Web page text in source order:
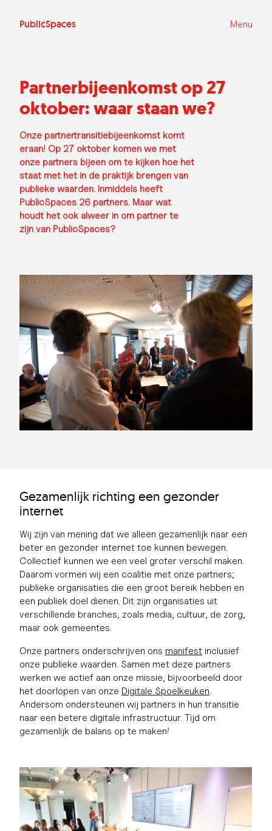
PublicSpaces Menu
Partnerbijeenkomst op 27
oktober: waar staan we?
Onze partnertransitiebijeenkomst komt
eraan! Op 27 oktober komen we met
onze partners bijeen om te kijken hoe het
staat met het in de praktijk brengen van
publieke waarden. Inmiddels heeft
PublicSpaces 26 partners. Maar wat
houdt het ook alweer in om partner te
zijn van PublicSpaces?
Gezamenlijk richting een gezonder
internet
Wij zijn van mening dat we alleen gezamenlijk naar een
beter en gezonder internet toe kunnen bewegen.
Collectief kunnen we een veel groter verschil maken.
Daarom vormen wij een coalitie met onze partners;
publieke organisaties die een groot bereik hebben en
een publiek doel dienen. Dit zijn organisaties uit
verschillende branches, zoals media, cultuur, de zorg,
maar ook gemeentes.
Onze partners onderschrijven ons manifest inclusief
onze publieke waarden. Samen met deze partners
werken we actief aan onze missie, bijvoorbeeld door
het doorlopen van onze Digitale Spoelkeuken.
Andersom ondersteunen wij partners in hun transitie
naar een betere digitale infrastructuur. Tijd om
gezamenlijk de balans op te maken!